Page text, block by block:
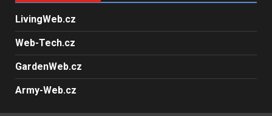
LivingWeb.cz
Web-Tech.cz
GardenWeb.cz
Army-Web.cz